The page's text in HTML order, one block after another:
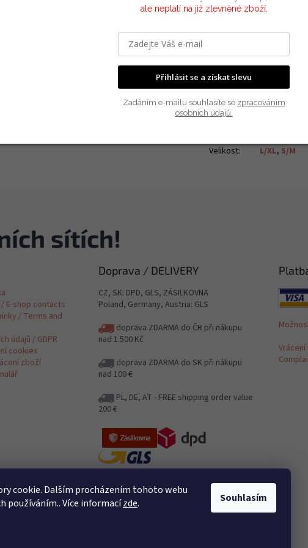
cookie. Dalším procházením tohoto webu
používáním.. Více informacízde. Souhlasím
který odvádí vlhkost a pot
s plochými švy pro větší pohodlí
Doplňkové
Kategorie:
Pánské
Velikost: L/XL, S/M
sítích!
E-shop contacts
/ Terms and
údajů / GDPR
cookies
zboží
Doprava / DELIVERY
CZ, SK: DPD, GLS, ZÁSILKOVNA
Poland, Germany, Austria: GLS
doprava ZDARMA do ČR při nákupu
nad 1.500 Kč
doprava ZDARMA do SK při nákupu
nad 100 €
PL, DE, AT - FREE shipping order value
200 €
Jak posíláme a kolik stojí poštovné /
Delivery
Posíláme i na Slovensko / Shipping to PL,
ale neplatí na již zlevněné zboží.
Přihlásit se a získat slevu
Zadáním e-mailu souhlasíte se zpracováním
osobních údajů.